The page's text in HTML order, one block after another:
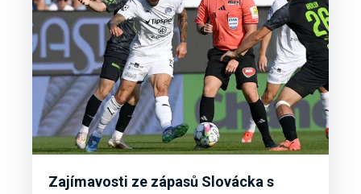
Zajímavosti ze zápasů Slovácka s